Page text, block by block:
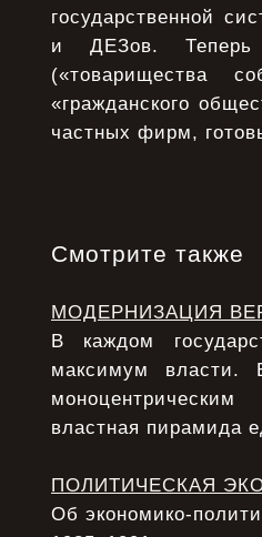
государственной
и ДЕЗов.
(«товарищества
«гражданского
частных фирм,
Смотрите также
МОДЕРНИЗАЦИЯ
В каждом
максимум
властная пирамида
ПОЛИТИЧЕСКАЯ
Об экономико-